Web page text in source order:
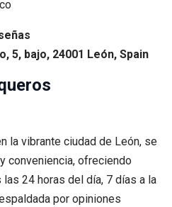
5, bajo, 24001 León, Spain
la vibrante ciudad de León, se
conveniencia, ofreciendo
24 horas del día, 7 días a la
por opiniones